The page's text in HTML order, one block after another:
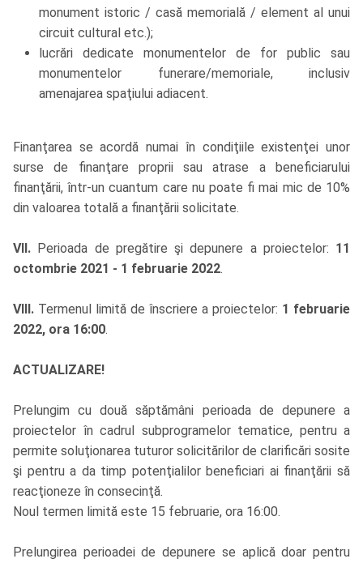
monument istoric / casă memorială / element al unui
circuit cultural etc.);
lucrări dedicate monumentelor de for public sau
monumentelor funerare/memoriale, inclusiv
amenajarea spaţiului adiacent.
Finanţarea se acordă numai în condiţiile existenţei unor
surse de finanţare proprii sau atrase a beneficiarului
finanţării, într-un cuantum care nu poate fi mai mic de 10%
din valoarea totală a finanţării solicitate.
VII. Perioada de pregătire şi depunere a proiectelor: 11
octombrie 2021 - 1 februarie 2022.
VIII. Termenul limită de înscriere a proiectelor: 1 februarie
2022, ora 16:00.
ACTUALIZARE!
Prelungim cu două săptămâni perioada de depunere a
proiectelor în cadrul subprogramelor tematice, pentru a
permite soluţionarea tuturor solicitărilor de clarificări sosite
şi pentru a da timp potenţialilor beneficiari ai finanţării să
reacţioneze în consecinţă.
Noul termen limită este 15 februarie, ora 16:00.
Prelungirea perioadei de depunere se aplică doar pentru